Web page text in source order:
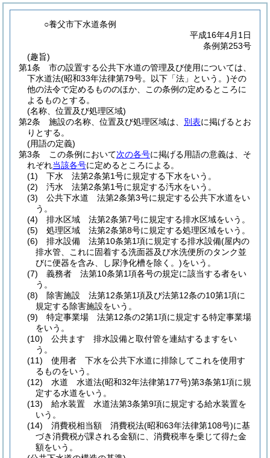
○養父市下水道条例
平成16年4月1日
条例第253号
(趣旨)
第1条
市の設置する公共下水道の管理及び使用については、
下水道法(昭和33年法律第79号。以下「法」という。)その
他の法令で定めるもののほか、この条例の定めるところに
よるものとする。
(名称、位置及び処理区域)
第2条
施設の名称、位置及び処理区域は、 別表に掲げるとお
りとする。
(用語の定義)
第3条
この条例において次の各号に掲げる用語の意義は、そ
れぞれ当該各号に定めるところによる。
(1)
下水 法第2条第1号に規定する下水をいう。
(2)
汚水 法第2条第1号に規定する汚水をいう。
(3)
公共下水道 法第2条第3号に規定する公共下水道をい
う。
(4)
排水区域 法第2条第7号に規定する排水区域をいう。
(5)
処理区域 法第2条第8号に規定する処理区域をいう。
(6)
排水設備 法第10条第1項に規定する排水設備(屋内の
排水管、これに固着する洗面器及び水洗便所のタンク並
びに便器を含み、し尿浄化槽を除く。)をいう。
(7)
義務者 法第10条第1項各号の規定に該当する者をい
う。
(8)
除害施設 法第12条第1項及び法第12条の10第1項に
規定する除害施設をいう。
(9)
特定事業場 法第12条の2第1項に規定する特定事業場
をいう。
(10)
公共ます 排水設備と取付管を連結するますをい
う。
(11)
使用者 下水を公共下水道に排除してこれを使用す
るものをいう。
(12)
水道 水道法(昭和32年法律第177号)第3条第1項に規
定する水道をいう。
(13)
給水装置 水道法第3条第9項に規定する給水装置を
いう。
(14)
消費税相当額 消費税法(昭和63年法律第108号)に基
づき消費税が課される金額に、消費税率を乗じて得た金
額をいう。